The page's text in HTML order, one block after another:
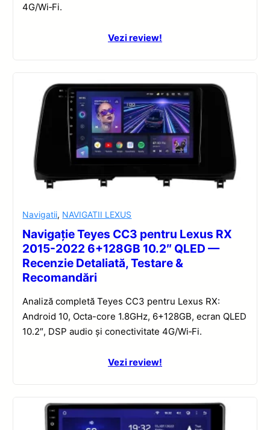
4G/Wi‑Fi.
Vezi review!
Navigatii, NAVIGATII LEXUS
Navigație Teyes CC3 pentru Lexus RX
2015-2022 6+128GB 10.2″ QLED —
Recenzie Detaliată, Testare &
Recomandări
Analiză completă Teyes CC3 pentru Lexus RX:
Android 10, Octa-core 1.8GHz, 6+128GB, ecran QLED
10.2″, DSP audio și conectivitate 4G/Wi‑Fi.
Vezi review!